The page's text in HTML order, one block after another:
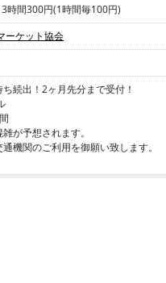
時間300円(1時間毎100円)
ーケット協会
続出！2ヶ月先分まで受付！
が予想されます。
機関のご利用を御願い致します。